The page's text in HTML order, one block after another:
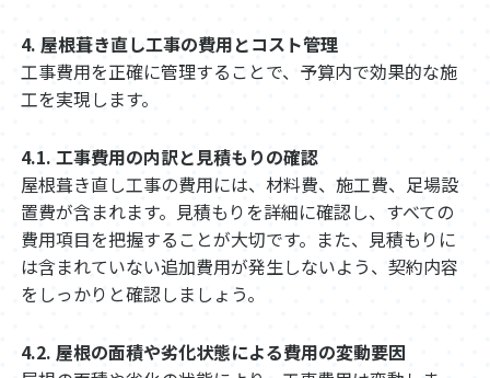
4. 屋根葺き直し工事の費用とコスト管理
工事費用を正確に管理することで、予算内で効果的な施
工を実現します。
4.1. 工事費用の内訳と見積もりの確認
屋根葺き直し工事の費用には、材料費、施工費、足場設
置費が含まれます。見積もりを詳細に確認し、すべての
費用項目を把握することが大切です。また、見積もりに
は含まれていない追加費用が発生しないよう、契約内容
をしっかりと確認しましょう。
4.2. 屋根の面積や劣化状態による費用の変動要因